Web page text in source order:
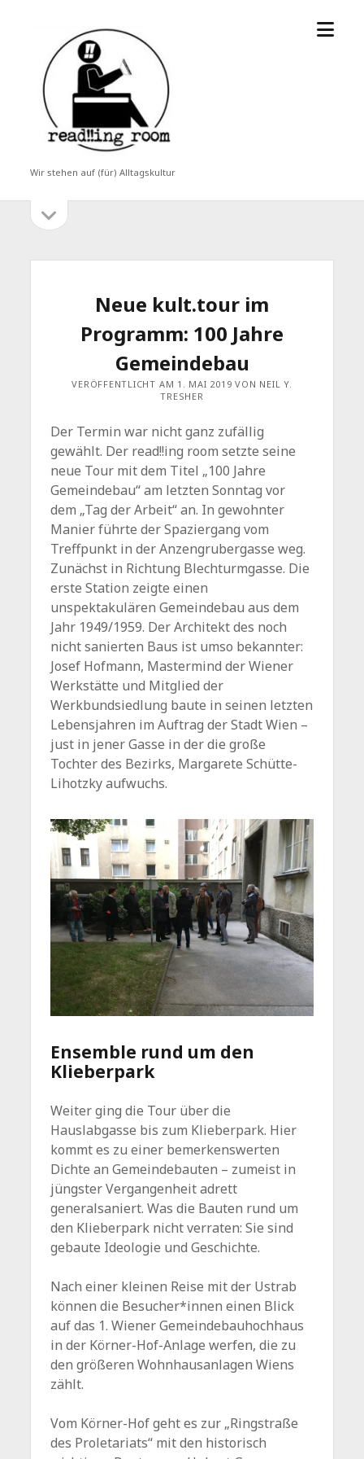
read!!ing
room
Wir stehen auf (für) Alltagskultur
Menü
Seitenleiste
öffnen
Neue kult.tour im
Programm: 100 Jahre
Gemeindebau
VERÖFFENTLICHT AM 1. MAI 2019 VON NEIL Y.
TRESHER
Der Termin war nicht ganz zufällig
gewählt. Der read!!ing room setzte seine
neue Tour mit dem Titel „100 Jahre
Gemeindebau“ am letzten Sonntag vor
dem „Tag der Arbeit“ an. In gewohnter
Manier führte der Spaziergang vom
Treffpunkt in der Anzengrubergasse weg.
Zunächst in Richtung Blechturmgasse. Die
erste Station zeigte einen
unspektakulären Gemeindebau aus dem
Jahr 1949/1959. Der Architekt des noch
nicht sanierten Baus ist umso bekannter:
Josef Hofmann, Mastermind der Wiener
Werkstätte und Mitglied der
Werkbundsiedlung baute in seinen letzten
Lebensjahren im Auftrag der Stadt Wien –
just in jener Gasse in der die große
Tochter des Bezirks, Margarete Schütte-
Lihotzky aufwuchs.
Ensemble rund um den
Klieberpark
Weiter ging die Tour über die
Hauslabgasse bis zum Klieberpark. Hier
kommt es zu einer bemerkenswerten
Dichte an Gemeindebauten – zumeist in
jüngster Vergangenheit adrett
generalsaniert. Was die Bauten rund um
den Klieberpark nicht verraten: Sie sind
gebaute Ideologie und Geschichte.
Nach einer kleinen Reise mit der Ustrab
können die Besucher*innen einen Blick
auf das 1. Wiener Gemeindebauhochhaus
in der Körner-Hof-Anlage werfen, die zu
den größeren Wohnhausanlagen Wiens
zählt.
Vom Körner-Hof geht es zur „Ringstraße
des Proletariats“ mit den historisch